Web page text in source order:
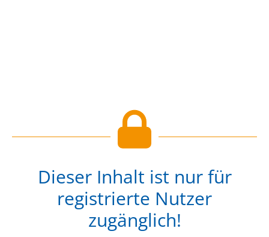
Dieser Inhalt ist nur für
registrierte Nutzer
zugänglich!